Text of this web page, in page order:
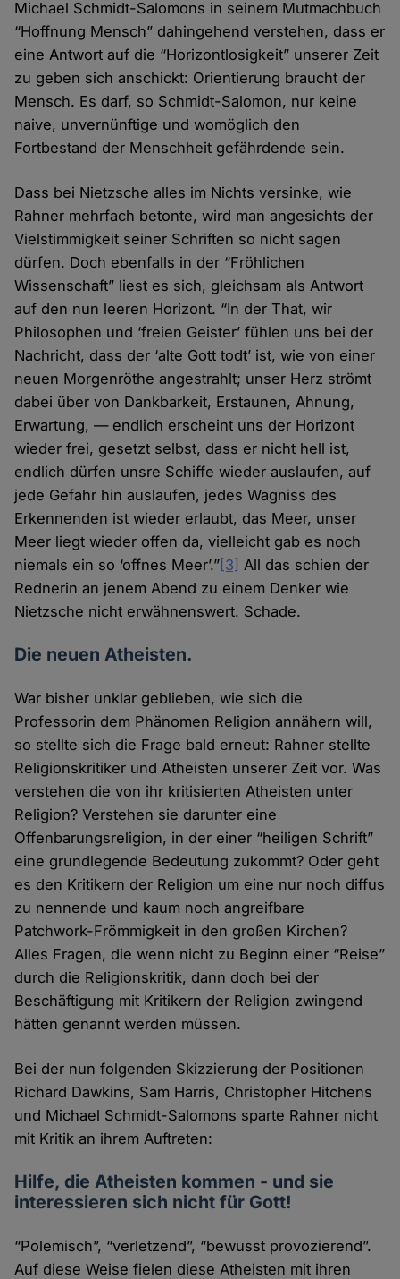
Michael Schmidt-Salomons in seinem Mutmachbuch
“Hoffnung Mensch” dahingehend verstehen, dass er
eine Antwort auf die “Horizontlosigkeit” unserer Zeit
zu geben sich anschickt: Orientierung braucht der
Mensch. Es darf, so Schmidt-Salomon, nur keine
naive, unvernünftige und womöglich den
Fortbestand der Menschheit gefährdende sein.
Dass bei Nietzsche alles im Nichts versinke, wie
Rahner mehrfach betonte, wird man angesichts der
Vielstimmigkeit seiner Schriften so nicht sagen
dürfen. Doch ebenfalls in der “Fröhlichen
Wissenschaft” liest es sich, gleichsam als Antwort
auf den nun leeren Horizont. “In der That, wir
Philosophen und ‘freien Geister’ fühlen uns bei der
Nachricht, dass der ‘alte Gott todt’ ist, wie von einer
neuen Morgenröthe angestrahlt; unser Herz strömt
dabei über von Dankbarkeit, Erstaunen, Ahnung,
Erwartung, — endlich erscheint uns der Horizont
wieder frei, gesetzt selbst, dass er nicht hell ist,
endlich dürfen unsre Schiffe wieder auslaufen, auf
jede Gefahr hin auslaufen, jedes Wagniss des
Erkennenden ist wieder erlaubt, das Meer, unser
Meer liegt wieder offen da, vielleicht gab es noch
niemals ein so ‘offnes Meer’.”[3] All das schien der
Rednerin an jenem Abend zu einem Denker wie
Nietzsche nicht erwähnenswert. Schade.
Die neuen Atheisten.
War bisher unklar geblieben, wie sich die
Professorin dem Phänomen Religion annähern will,
so stellte sich die Frage bald erneut: Rahner stellte
Religionskritiker und Atheisten unserer Zeit vor. Was
verstehen die von ihr kritisierten Atheisten unter
Religion? Verstehen sie darunter eine
Offenbarungsreligion, in der einer “heiligen Schrift”
eine grundlegende Bedeutung zukommt? Oder geht
es den Kritikern der Religion um eine nur noch diffus
zu nennende und kaum noch angreifbare
Patchwork-Frömmigkeit in den großen Kirchen?
Alles Fragen, die wenn nicht zu Beginn einer “Reise”
durch die Religionskritik, dann doch bei der
Beschäftigung mit Kritikern der Religion zwingend
hätten genannt werden müssen.
Bei der nun folgenden Skizzierung der Positionen
Richard Dawkins, Sam Harris, Christopher Hitchens
und Michael Schmidt-Salomons sparte Rahner nicht
mit Kritik an ihrem Auftreten:
Hilfe, die Atheisten kommen - und sie
interessieren sich nicht für Gott!
“Polemisch”, “verletzend”, “bewusst provozierend”.
Auf diese Weise fielen diese Atheisten mit ihren